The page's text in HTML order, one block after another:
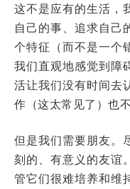
这不是应有的生活，
自己的事、追求自己
个特征（而不是一个
我们直观地感觉到障
活让我们没有时间去
作（这太常见了）也
但是我们需要朋友。
刻的、有意义的友谊
管它们很难培养和维